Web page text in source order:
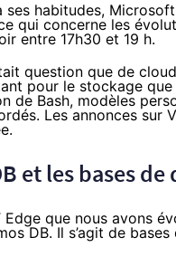
ses habitudes,
qui concerne les
entre 17h30 et 19 h.
question que de
pour le stockage
de Bash, modèles
Les annonces sur
.
et les bases
Edge que nous avons
DB. Il s’agit de